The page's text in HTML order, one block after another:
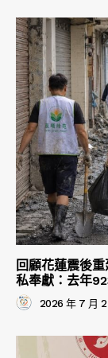
回顧花蓮震後
私奉獻：去年
2026 年 7 月 2